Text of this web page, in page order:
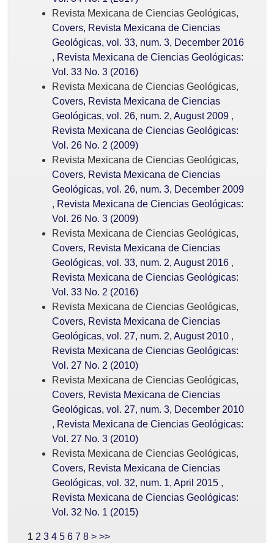
Revista Mexicana de Ciencias Geológicas,
Covers, Revista Mexicana de Ciencias
Geológicas, vol. 33, num. 3, December 2016
, Revista Mexicana de Ciencias Geológicas:
Vol. 33 No. 3 (2016)
Revista Mexicana de Ciencias Geológicas,
Covers, Revista Mexicana de Ciencias
Geológicas, vol. 26, num. 2, August 2009 ,
Revista Mexicana de Ciencias Geológicas:
Vol. 26 No. 2 (2009)
Revista Mexicana de Ciencias Geológicas,
Covers, Revista Mexicana de Ciencias
Geológicas, vol. 26, num. 3, December 2009
, Revista Mexicana de Ciencias Geológicas:
Vol. 26 No. 3 (2009)
Revista Mexicana de Ciencias Geológicas,
Covers, Revista Mexicana de Ciencias
Geológicas, vol. 33, num. 2, August 2016 ,
Revista Mexicana de Ciencias Geológicas:
Vol. 33 No. 2 (2016)
Revista Mexicana de Ciencias Geológicas,
Covers, Revista Mexicana de Ciencias
Geológicas, vol. 27, num. 2, August 2010 ,
Revista Mexicana de Ciencias Geológicas:
Vol. 27 No. 2 (2010)
Revista Mexicana de Ciencias Geológicas,
Covers, Revista Mexicana de Ciencias
Geológicas, vol. 27, num. 3, December 2010
, Revista Mexicana de Ciencias Geológicas:
Vol. 27 No. 3 (2010)
Revista Mexicana de Ciencias Geológicas,
Covers, Revista Mexicana de Ciencias
Geológicas, vol. 32, num. 1, April 2015 ,
Revista Mexicana de Ciencias Geológicas:
Vol. 32 No. 1 (2015)
1 2 3 4 5 6 7 8 > >>